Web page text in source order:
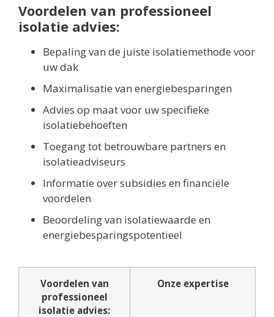
Voordelen van professioneel
isolatie advies:
Bepaling van de juiste isolatiemethode voor
uw dak
Maximalisatie van energiebesparingen
Advies op maat voor uw specifieke
isolatiebehoeften
Toegang tot betrouwbare partners en
isolatieadviseurs
Informatie over subsidies en financiële
voordelen
Beoordeling van isolatiewaarde en
energiebesparingspotentieel
Voordelen van
professioneel
isolatie advies:
Onze expertise